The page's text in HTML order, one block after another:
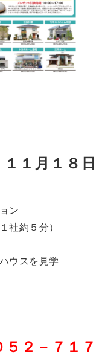
１月１８日
ン
社約５分）
ウスを見学
５２－７１７